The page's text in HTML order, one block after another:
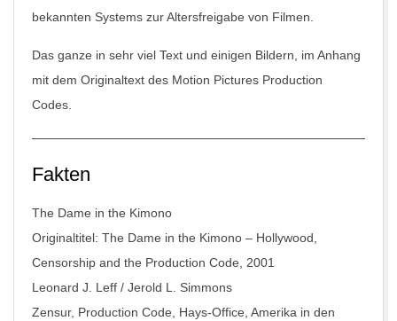
bekannten Systems zur Altersfreigabe von Filmen.
Das ganze in sehr viel Text und einigen Bildern, im Anhang
mit dem Originaltext des Motion Pictures Production
Codes.
Fakten
The Dame in the Kimono
Originaltitel: The Dame in the Kimono – Hollywood,
Censorship and the Production Code, 2001
Leonard J. Leff / Jerold L. Simmons
Zensur, Production Code, Hays-Office, Amerika in den